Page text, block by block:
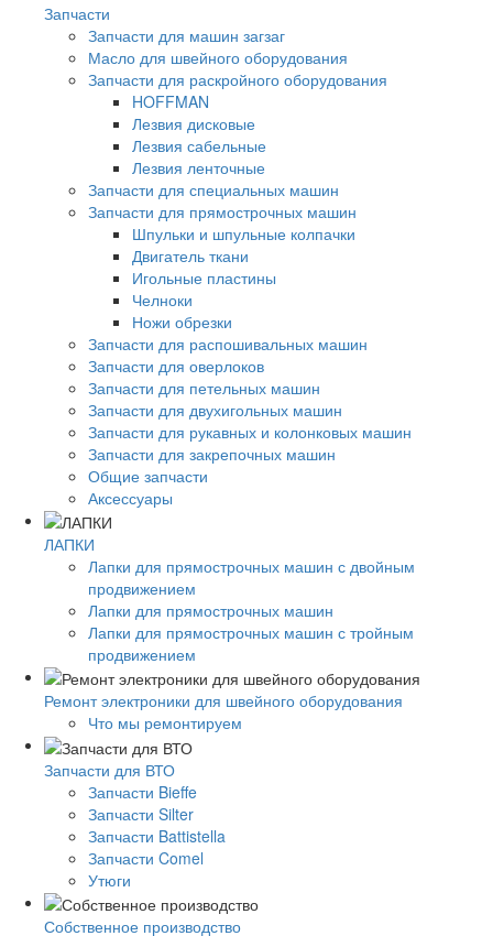
Запчасти
Запчасти для машин загзаг
Масло для швейного оборудования
Запчасти для раскройного оборудования
HOFFMAN
Лезвия дисковые
Лезвия сабельные
Лезвия ленточные
Запчасти для специальных машин
Запчасти для прямострочных машин
Шпульки и шпульные колпачки
Двигатель ткани
Игольные пластины
Челноки
Ножи обрезки
Запчасти для распошивальных машин
Запчасти для оверлоков
Запчасти для петельных машин
Запчасти для двухигольных машин
Запчасти для рукавных и колонковых машин
Запчасти для закрепочных машин
Общие запчасти
Аксессуары
ЛАПКИ
Лапки для прямострочных машин с двойным
продвижением
Лапки для прямострочных машин
Лапки для прямострочных машин с тройным
продвижением
Ремонт электроники для швейного оборудования
Что мы ремонтируем
Запчасти для ВТО
Запчасти Bieffe
Запчасти Silter
Запчасти Battistella
Запчасти Comel
Утюги
Собственное производство